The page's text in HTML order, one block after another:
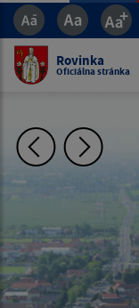
Rovinka
Oficiálna stránka